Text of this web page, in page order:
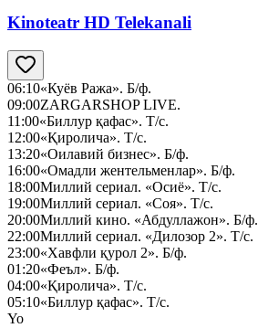
Kinoteatr HD Telekanali
06:10«Куёв Ража». Б/ф.
09:00ZARGARSHOP LIVE.
11:00«Биллур қафас». Т/с.
12:00«Қиролича». Т/с.
13:20«Оилавий бизнес». Б/ф.
16:00«Омадли жентельменлар». Б/ф.
18:00Миллий сериал. «Осиё». Т/с.
19:00Миллий сериал. «Соя». Т/с.
20:00Миллий кино. «Абдуллажон». Б/ф.
22:00Миллий сериал. «Дилозор 2». Т/с.
23:00«Хавфли қурол 2». Б/ф.
01:20«Феъл». Б/ф.
04:00«Қиролича». Т/с.
05:10«Биллур қафас». Т/с.
Yo